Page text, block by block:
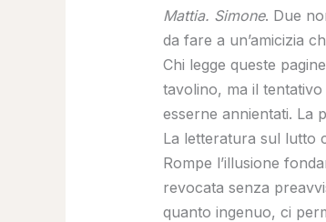
Mattia. Simone. Due
da fare a un’amicizia
Chi legge queste
tavolino, ma il
esserne annientati. La
La letteratura sul lutto
Rompe l’illusione
revocata senza
quanto ingenuo, ci